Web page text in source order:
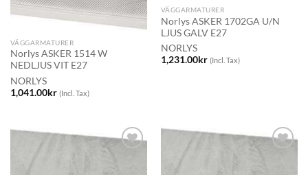
VÄGGARMATURER
Norlys ASKER 1514 W
NEDLJUS VIT E27
NORLYS
1,041.00kr (Incl. Tax)
VÄGGARMATURER
Norlys ASKER 1702GA U/N
LJUS GALV E27
NORLYS
1,231.00kr (Incl. Tax)